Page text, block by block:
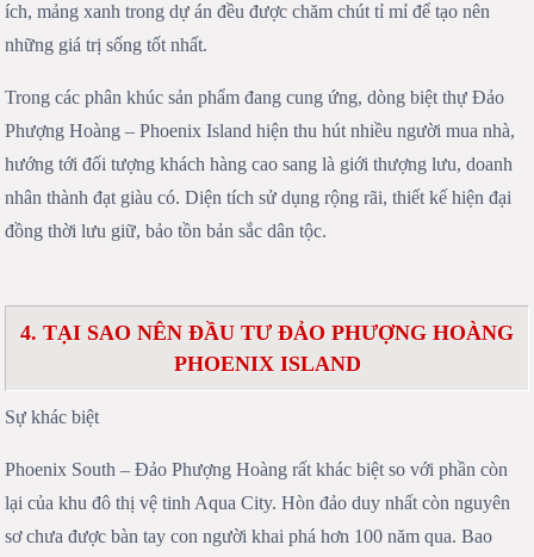
ích, mảng xanh trong dự án đều được chăm chút tỉ mỉ để tạo nên
những giá trị sống tốt nhất.
Trong các phân khúc sản phẩm đang cung ứng, dòng biệt thự Đảo
Phượng Hoàng – Phoenix Island hiện thu hút nhiều người mua nhà,
hướng tới đối tượng khách hàng cao sang là giới thượng lưu, doanh
nhân thành đạt giàu có. Diện tích sử dụng rộng rãi, thiết kế hiện đại
đồng thời lưu giữ, bảo tồn bản sắc dân tộc.
4. TẠI SAO NÊN ĐẦU TƯ ĐẢO PHƯỢNG HOÀNG
PHOENIX ISLAND
Sự khác biệt
Phoenix South – Đảo Phượng Hoàng rất khác biệt so với phần còn
lại của khu đô thị vệ tinh Aqua City. Hòn đảo duy nhất còn nguyên
sơ chưa được bàn tay con người khai phá hơn 100 năm qua. Bao